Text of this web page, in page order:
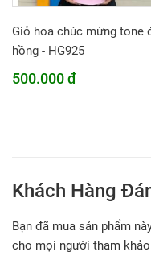
Giỏ hoa chúc mừng tone
hồng - HG925
500.000 đ
Khách Hàng
Bạn đã mua sản phẩm
cho mọi người tham